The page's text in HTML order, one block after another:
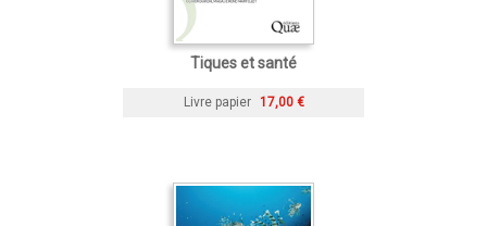
Tiques et santé
Livre papier 17,00 €